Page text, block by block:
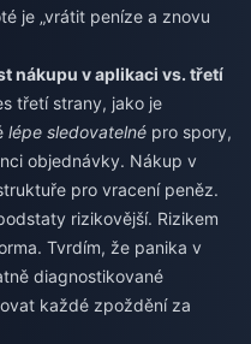
je „vrátit peníze a znovu
nákupu v aplikaci vs. třetí
třetí strany, jako je
lépe sledovatelné pro spory,
objednávky. Nákup v
pro vracení peněz.
rizikovější. Rizikem
Tvrdím, že panika v
diagnostikované
každé zpoždění za